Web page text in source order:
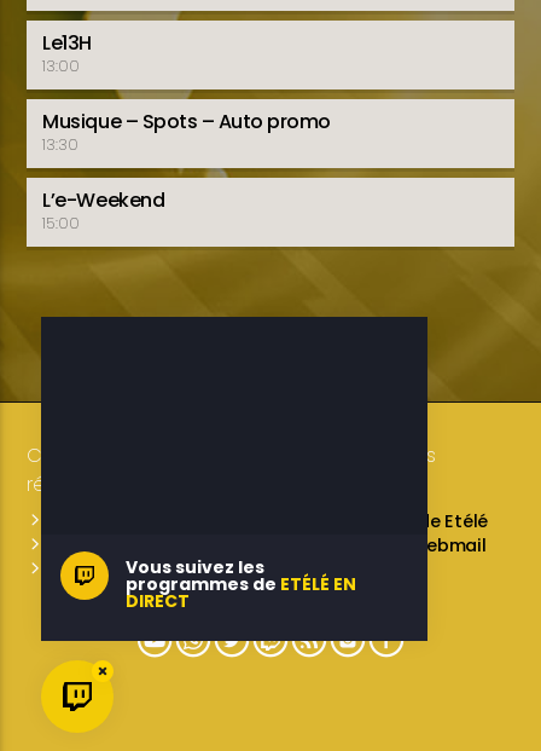
Le13H
13:00
Musique – Spots – Auto promo
13:30
L’e-Weekend
15:00
Copyright 2019-2025 ETELE BENIN Tous droits
réservés / Conception: LUXE CONSULTING
L’équipe de Etélé
Webmail
Contactez-nous
Vous suivez les
programmes de ETÉLÉ EN
DIRECT